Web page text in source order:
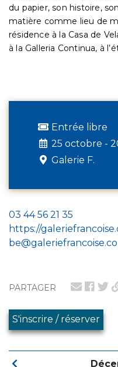
PARTAGER
S'inscrire / réserver
du papier, son histoire,
matière comme lieu de
résidence à la Casa de
à la Galleria Continua, à
Entrée libre
25 octobre -
Galerie F.
03 44 56 21 35
https://